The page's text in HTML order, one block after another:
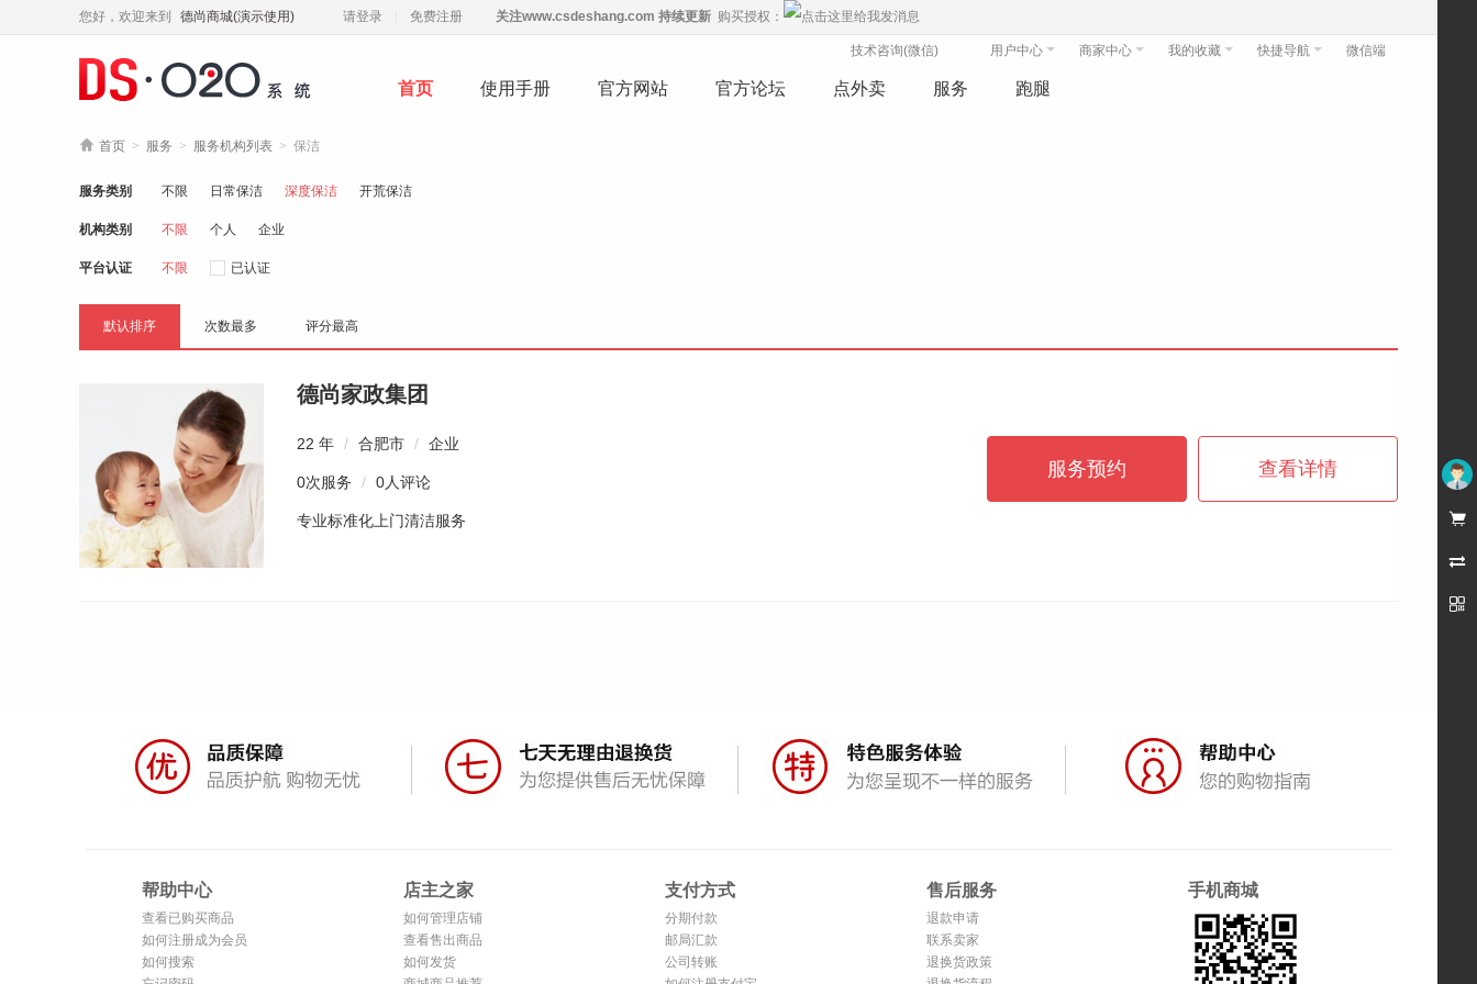
您好，欢迎来到 德尚商城(演示使用) 请登录 免费注册 关注www.csdeshang.com 持续更新 购买授权：
技术咨询(微信) 用户中心 商家中心 我的收藏 快捷导航 微信端
未登录



首页 使用手册 官方网站 官方论坛 点外卖 服务 跑腿
 首页 > 服务 > 服务机构列表 > 保洁
服务类别 不限 日常保洁 深度保洁 开荒保洁
机构类别 不限 个人 企业
平台认证 不限 已认证
默认排序 次数最多 评分最高
德尚家政集团
22 年 / 合肥市 / 企业
0次服务 / 0人评论
专业标准化上门清洁服务
查看详情
服务预约
帮助中心
查看已购买商品
如何注册成为会员
如何搜索
店主之家
如何管理店铺
查看售出商品
如何发货
支付方式
分期付款
邮局汇款
公司转账
售后服务
退款申请
联系卖家
退换货政策
手机商城